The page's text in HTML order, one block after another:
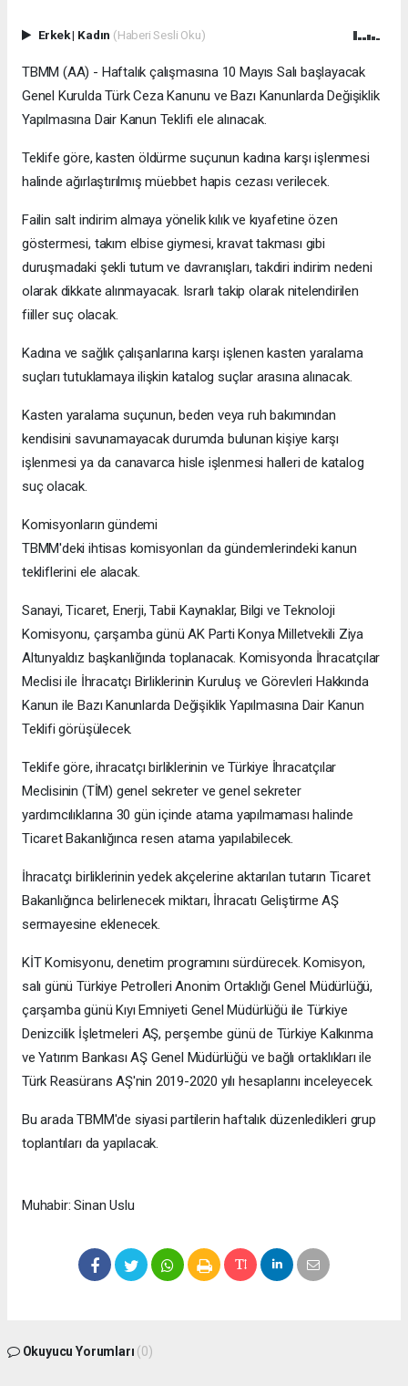
Erkek| Kadın (Haberi Sesli Oku)
TBMM (AA) - Haftalık çalışmasına 10 Mayıs Salı başlayacak
Genel Kurulda Türk Ceza Kanunu ve Bazı Kanunlarda Değişiklik
Yapılmasına Dair Kanun Teklifi ele alınacak.
Teklife göre, kasten öldürme suçunun kadına karşı işlenmesi
halinde ağırlaştırılmış müebbet hapis cezası verilecek.
Failin salt indirim almaya yönelik kılık ve kıyafetine özen
göstermesi, takım elbise giymesi, kravat takması gibi
duruşmadaki şekli tutum ve davranışları, takdiri indirim nedeni
olarak dikkate alınmayacak. Israrlı takip olarak nitelendirilen
fiiller suç olacak.
Kadına ve sağlık çalışanlarına karşı işlenen kasten yaralama
suçları tutuklamaya ilişkin katalog suçlar arasına alınacak.
Kasten yaralama suçunun, beden veya ruh bakımından
kendisini savunamayacak durumda bulunan kişiye karşı
işlenmesi ya da canavarca hisle işlenmesi halleri de katalog
suç olacak.
Komisyonların gündemi
TBMM'deki ihtisas komisyonları da gündemlerindeki kanun
tekliflerini ele alacak.
Sanayi, Ticaret, Enerji, Tabii Kaynaklar, Bilgi ve Teknoloji
Komisyonu, çarşamba günü AK Parti Konya Milletvekili Ziya
Altunyaldız başkanlığında toplanacak. Komisyonda İhracatçılar
Meclisi ile İhracatçı Birliklerinin Kuruluş ve Görevleri Hakkında
Kanun ile Bazı Kanunlarda Değişiklik Yapılmasına Dair Kanun
Teklifi görüşülecek.
Teklife göre, ihracatçı birliklerinin ve Türkiye İhracatçılar
Meclisinin (TİM) genel sekreter ve genel sekreter
yardımcılıklarına 30 gün içinde atama yapılmaması halinde
Ticaret Bakanlığınca resen atama yapılabilecek.
İhracatçı birliklerinin yedek akçelerine aktarılan tutarın Ticaret
Bakanlığınca belirlenecek miktarı, İhracatı Geliştirme AŞ
sermayesine eklenecek.
KİT Komisyonu, denetim programını sürdürecek. Komisyon,
salı günü Türkiye Petrolleri Anonim Ortaklığı Genel Müdürlüğü,
çarşamba günü Kıyı Emniyeti Genel Müdürlüğü ile Türkiye
Denizcilik İşletmeleri AŞ, perşembe günü de Türkiye Kalkınma
ve Yatırım Bankası AŞ Genel Müdürlüğü ve bağlı ortaklıkları ile
Türk Reasürans AŞ'nin 2019-2020 yılı hesaplarını inceleyecek.
Bu arada TBMM'de siyasi partilerin haftalık düzenledikleri grup
toplantıları da yapılacak.
Muhabir: Sinan Uslu
Okuyucu Yorumları (0)